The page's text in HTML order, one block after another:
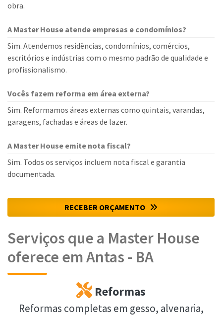
obra.
A Master House atende empresas e condomínios?
Sim. Atendemos residências, condomínios, comércios,
escritórios e indústrias com o mesmo padrão de qualidade e
profissionalismo.
Vocês fazem reforma em área externa?
Sim. Reformamos áreas externas como quintais, varandas,
garagens, fachadas e áreas de lazer.
A Master House emite nota fiscal?
Sim. Todos os serviços incluem nota fiscal e garantia
documentada.
RECEBER ORÇAMENTO
Serviços que a Master House
oferece em Antas - BA
Reformas
Reformas completas em gesso, alvenaria,